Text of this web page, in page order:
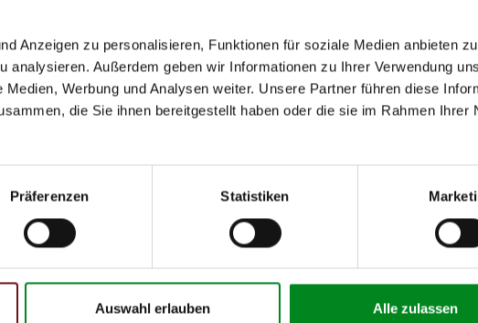
Anzeigen zu personalisieren, Funktionen für soziale Medien anbieten
analysieren. Außerdem geben wir Informationen zu Ihrer Verwendung
Werbung und Analysen weiter. Unsere Partner führen diese
die Sie ihnen bereitgestellt haben oder die sie im Rahmen Ihrer
Präferenzen Statistiken
Auswahl erlauben Alle zulassen
kontaktieren (
und zu 3 (2.2) oderFahrgestellnummer.